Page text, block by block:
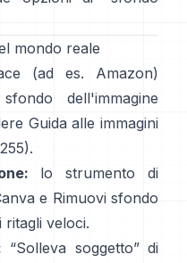
mondo reale
(ad es. Amazon)
dell'immagine
Guida alle immagini
lostrumento di
e Rimuovi sfondo
ritagli veloci.
“Solleva soggetto” di